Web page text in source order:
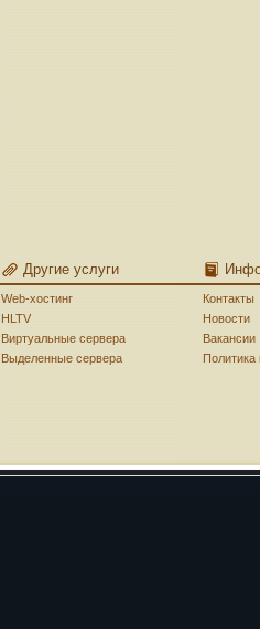
Другие услуги
Web-хостинг
HLTV
Виртуальные сервера
Выделенные сервера
Контакты
Новости
Вакансии
Политика